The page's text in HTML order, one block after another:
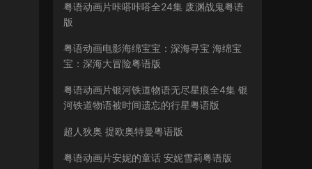
粤语动画片咔嗒咔嗒全24集 废渊战鬼粤语
版
粤语动画电影海绵宝宝：深海寻宝 海绵宝
宝：深海大冒险粤语版
粤语动画片银河铁道物语无尽星痕全4集 银
河铁道物语被时间遗忘的行星粤语版
超人狄奥 提欧奥特曼粤语版
粤语动画片安妮的童话 安妮雪莉粤语版